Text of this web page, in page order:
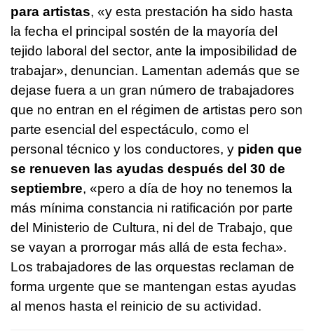
para artistas, «y esta prestación ha sido hasta
la fecha el principal sostén de la mayoría del
tejido laboral del sector, ante la imposibilidad de
trabajar», denuncian. Lamentan además que se
dejase fuera a un gran número de trabajadores
que no entran en el régimen de artistas pero son
parte esencial del espectáculo, como el
personal técnico y los conductores, y piden que
se renueven las ayudas después del 30 de
septiembre, «pero a día de hoy no tenemos la
más mínima constancia ni ratificación por parte
del Ministerio de Cultura, ni del de Trabajo, que
se vayan a prorrogar más allá de esta fecha».
Los trabajadores de las orquestas reclaman de
forma urgente que se mantengan estas ayudas
al menos hasta el reinicio de su actividad.